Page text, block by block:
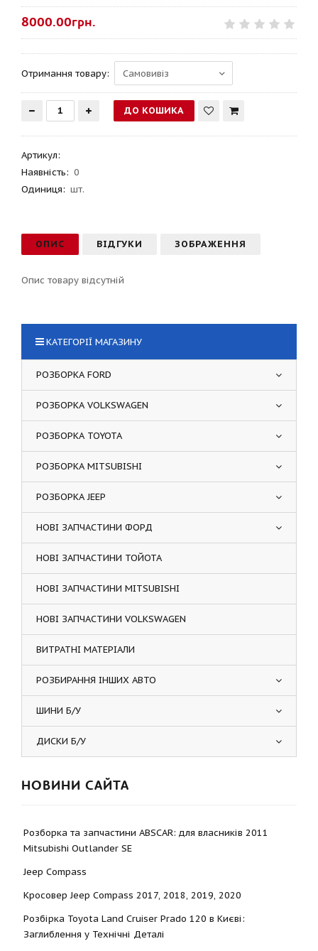
8000.00грн.
Отримання товару:
Артикул:
Наявність: 0
Одиниця: шт.
ОПИС ВІДГУКИ ЗОБРАЖЕННЯ
Опис товару відсутній
КАТЕГОРІЇ МАГАЗИНУ
РОЗБОРКА FORD
РОЗБОРКА VOLKSWAGEN
РОЗБОРКА TOYOTA
РОЗБОРКА MITSUBISHI
РОЗБОРКА JEEP
НОВІ ЗАПЧАСТИНИ ФОРД
НОВІ ЗАПЧАСТИНИ ТОЙОТА
НОВІ ЗАПЧАСТИНИ MITSUBISHI
НОВІ ЗАПЧАСТИНИ VOLKSWAGEN
ВИТРАТНІ МАТЕРІАЛИ
РОЗБИРАННЯ ІНШИХ АВТО
ШИНИ Б/У
ДИСКИ Б/У
НОВИНИ САЙТА
Розборка та запчастини ABSCAR: для власників 2011
Mitsubishi Outlander SE
Jeep Compass
Кросовер Jeep Compass 2017, 2018, 2019, 2020
Розбірка Toyota Land Cruiser Prado 120 в Києві:
Заглиблення у Технічні Деталі